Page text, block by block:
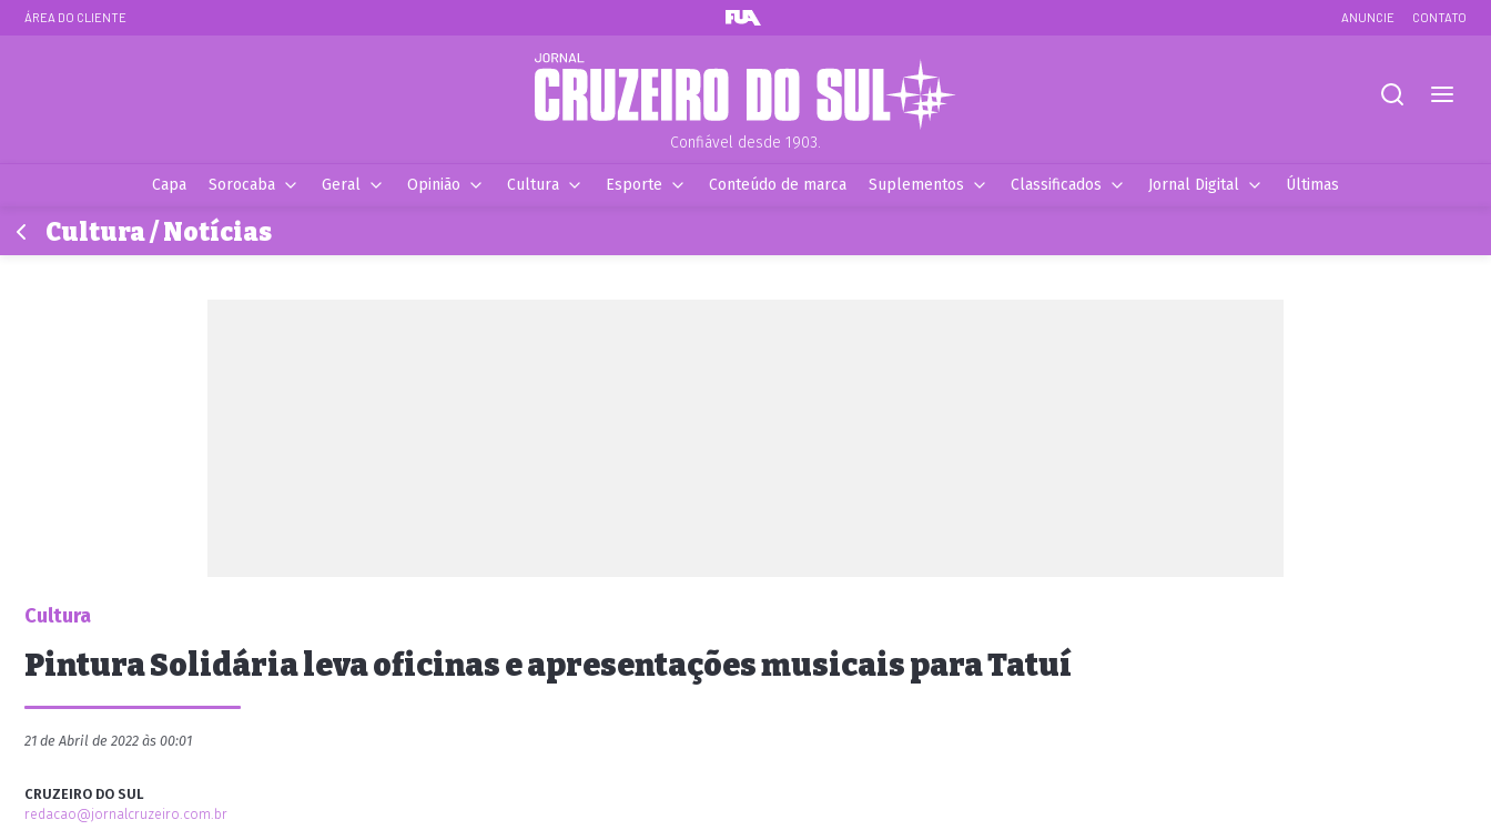
ÁREA DO CLIENTE ANUNCIE CONTATO
Confiável desde 1903.
Capa Sorocaba Geral Opinião Cultura Esporte Conteúdo de marca Suplementos Classificados Jornal Digital Últimas
Cultura / Notícias
Cultura
Pintura Solidária leva oficinas e apresentações musicais para Tatuí
21 de Abril de 2022 às 00:01
CRUZEIRO DO SUL
redacao@jornalcruzeiro.com.br